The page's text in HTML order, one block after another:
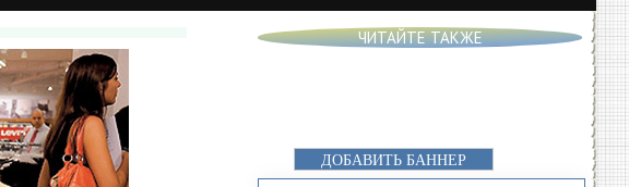
ЧИТАЙТЕ ТАКЖЕ
ДОБАВИТЬ БАННЕР